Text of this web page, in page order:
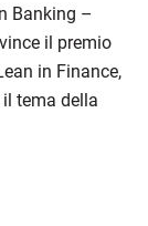
Banking –
il premio
in Finance,
tema della